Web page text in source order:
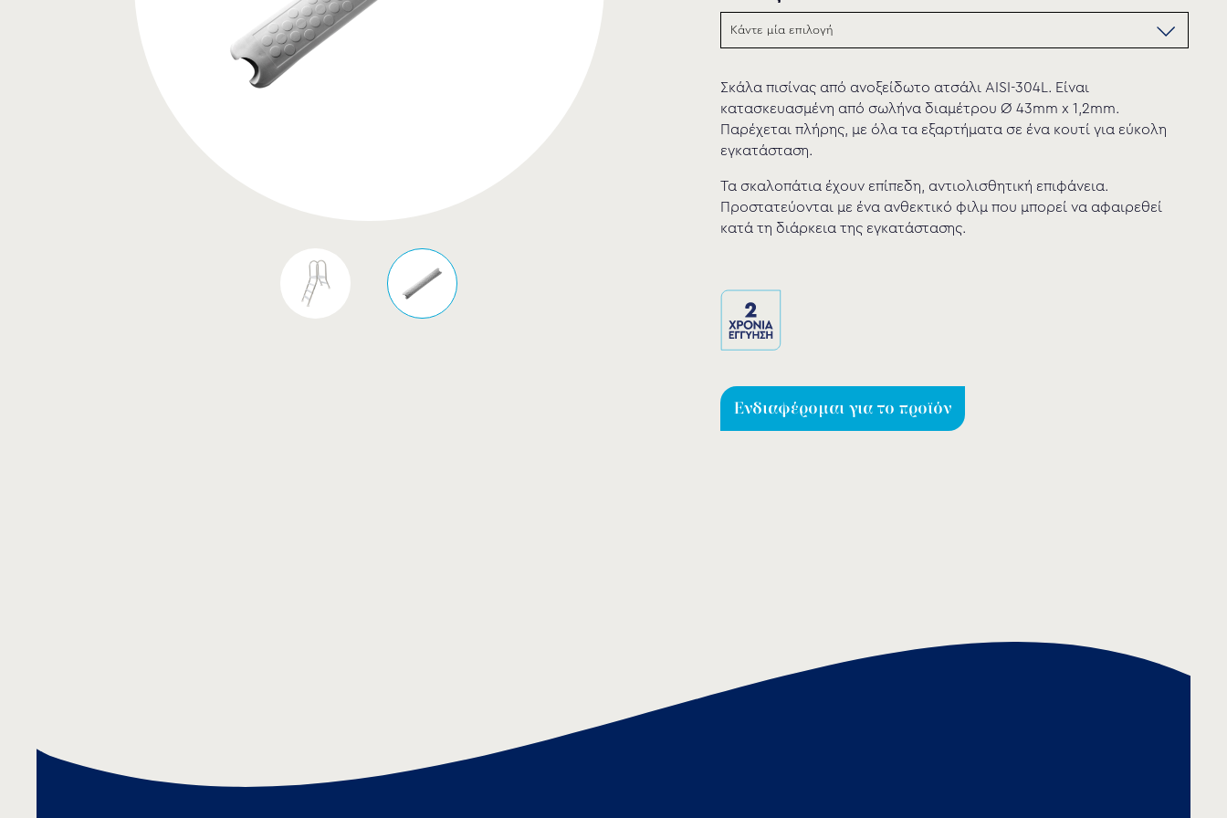
Σκάλα πισίνας από ανοξείδωτο ατσάλι AISI-304L. Είναι
κατασκευασμένη από σωλήνα διαμέτρου Ø 43mm x 1,2mm.
Παρέχεται πλήρης, με όλα τα εξαρτήματα σε ένα κουτί για εύκολη
εγκατάσταση.
Τα σκαλοπάτια έχουν επίπεδη, αντιολισθητική επιφάνεια.
Προστατεύονται με ένα ανθεκτικό φιλμ που μπορεί να αφαιρεθεί
κατά τη διάρκεια της εγκατάστασης.
Ενδιαφέρομαι για το προϊόν